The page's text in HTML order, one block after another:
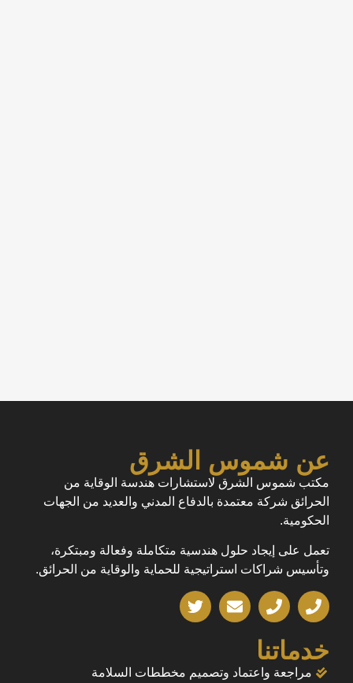
عن شموس الشرق
مكتب شموس الشرق لاستشارات هندسة الوقاية من
الحرائق شركة معتمدة بالدفاع المدني والعديد من الجهات
الحكومية.
تعمل على إيجاد حلول هندسية متكاملة وفعالة ومبتكرة،
وتأسيس شراكات استراتيجية للحماية والوقاية من الحرائق.
خدماتنا
مراجعة واعتماد وتصميم مخططات السلامة